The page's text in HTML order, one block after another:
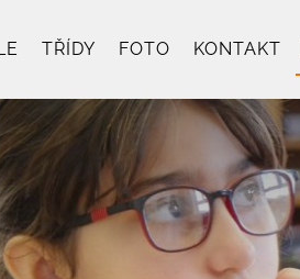
TŘÍDY FOTO KONTAKT